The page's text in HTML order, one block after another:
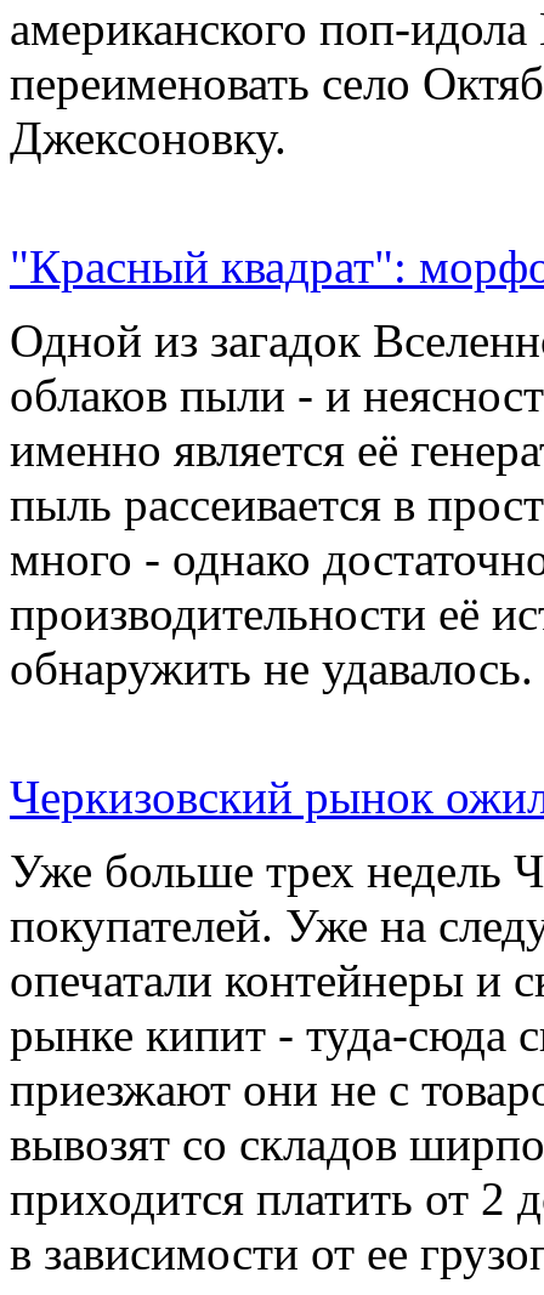
американского поп-
переименовать село
Джексоновку.
"Красный квадрат":
Одной из загадок
облаков пыли - и
именно является её
пыль рассеивается в
много - однако
производительности её
обнаружить не удавалось.
Черкизовский рынок
Уже больше трех недель
покупателей. Уже на
опечатали контейнеры и
рынке кипит - туда-сюда
приезжают они не с
вывозят со складов
приходится платить от 2
в зависимости от ее